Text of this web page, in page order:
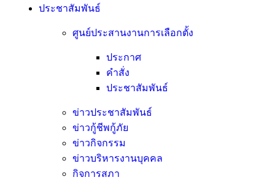
ประชาสัมพันธ์
ศูนย์ประสานงานการเลือกตั้ง
ประกาศ
คำสั่ง
ประชาสัมพันธ์
ข่าวประชาสัมพันธ์
ข่าวกู้ชีพกู้ภัย
ข่าวกิจกรรม
ข่าวบริหารงานบุคคล
กิจการสภา